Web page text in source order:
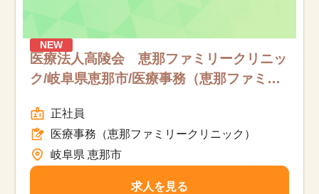
NEW
医療法人高陵会 恵那ファミリークリニッ
ク/岐阜県恵那市/医療事務（恵那ファミ
正社員
医療事務（恵那ファミリークリニック）
岐阜県 恵那市
求人を見る